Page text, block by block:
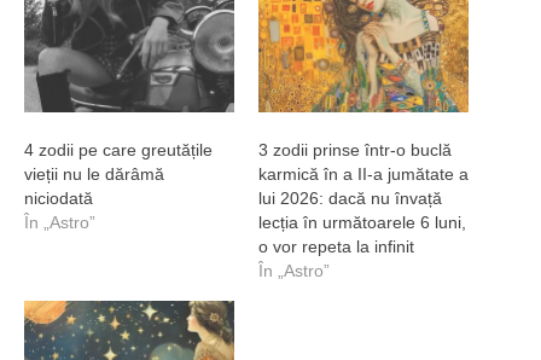
4 zodii pe care greutățile
vieții nu le dărâmă
niciodată
În „Astro”
3 zodii prinse într-o buclă
karmică în a II-a jumătate a
lui 2026: dacă nu învață
lecția în următoarele 6 luni,
o vor repeta la infinit
În „Astro”